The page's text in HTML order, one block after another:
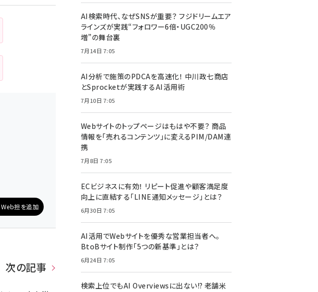
担を追加
次の記事
AI検索時代、なぜSNSが重要？ フジドリームエア
ラインズが実践“フォロワー6倍・UGC200％
増”の舞台裏
7月14日 7:05
AI分析で施策のPDCAを高速化！ 中川政七商店
とSprocketが実践するAI活用術
7月10日 7:05
Webサイトのトップページはもはや不要？ 商品
情報を「売れるコンテンツ」に変えるPIM/DAM連
携
7月8日 7:05
ECビジネスに有効！ リピート促進や顧客満足度
向上に直結する「LINE通知メッセージ」とは？
6月30日 7:05
AI活用でWebサイトを優秀な営業担当者へ。
BtoBサイト制作「5つの新基準」とは？
6月24日 7:05
検索上位でもAI Overviewsに出ない!? 老舗米